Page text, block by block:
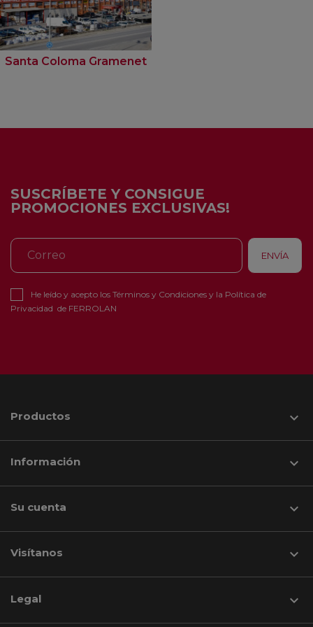
Santa Coloma Gramenet
SUSCRÍBETE Y CONSIGUE
PROMOCIONES EXCLUSIVAS!
He leído y acepto los Términos y Condiciones y la Política de
Privacidad de FERROLAN
Productos 
Información 
Su cuenta 
Visítanos keyboard_arrow_down
Legal 